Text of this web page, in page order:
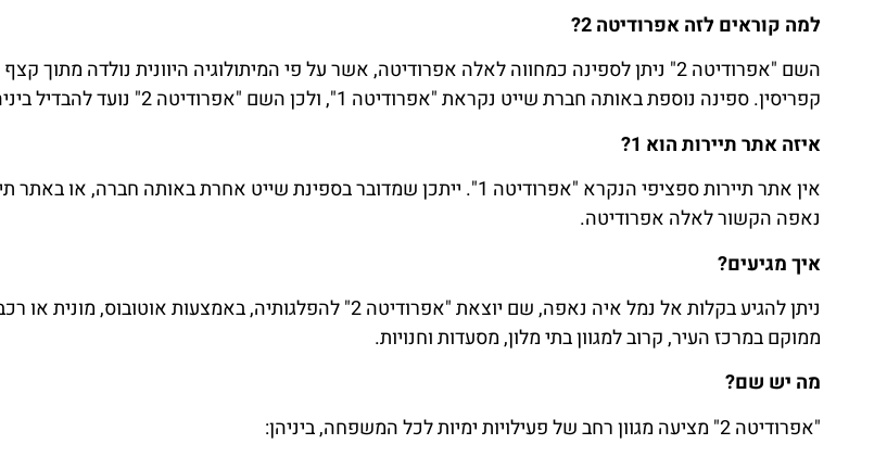
למה קוראים לזה אפרודיטה 2?
השם "אפרודיטה 2" ניתן לספינה כמחווה לאלה אפרודיטה, אשר על פי המיתולוגיה היוונית נולדה מתוך
קפריסין. ספינה נוספת באותה חברת שייט נקראת "אפרודיטה 1", ולכן השם "אפרודיטה 2" נועד להבדיל ביניהן.
איזה אתר תיירות הוא 1?
אין אתר תיירות ספציפי הנקרא "אפרודיטה 1". ייתכן שמדובר בספינת שייט אחרת באותה חברה,
נאפה הקשור לאלה אפרודיטה.
איך מגיעים?
ניתן להגיע בקלות אל נמל איה נאפה, שם יוצאת "אפרודיטה 2" להפלגותיה, באמצעות
ממוקם במרכז העיר, קרוב למגוון בתי מלון, מסעדות וחנויות.
מה יש שם?
"אפרודיטה 2" מציעה מגוון רחב של פעילויות ימיות לכל המשפחה, ביניהן: